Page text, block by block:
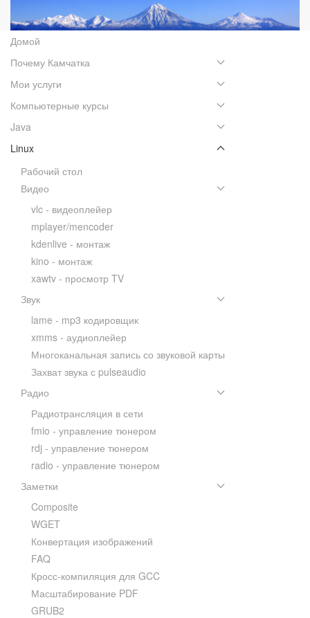
Домой
Почему Камчатка
Мои услуги
Компьютерные курсы
Java
Linux
Рабочий стол
Видео
vlc - видеоплейер
mplayer/mencoder
kdenlive - монтаж
kino - монтаж
xawtv - просмотр TV
Звук
lame - mp3 кодировщик
xmms - аудиоплейер
Многоканальная запись со звуковой карты
Захват звука с pulseaudio
Радио
Радиотрансляция в сети
fmio - управление тюнером
rdj - управление тюнером
radio - управление тюнером
Заметки
Composite
WGET
Конвертация изображений
FAQ
Кросс-компиляция для GCC
Масштабирование PDF
GRUB2